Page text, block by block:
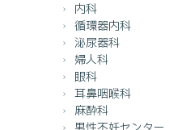
内科
循環器内科
泌尿器科
婦人科
眼科
耳鼻咽喉科
麻酔科